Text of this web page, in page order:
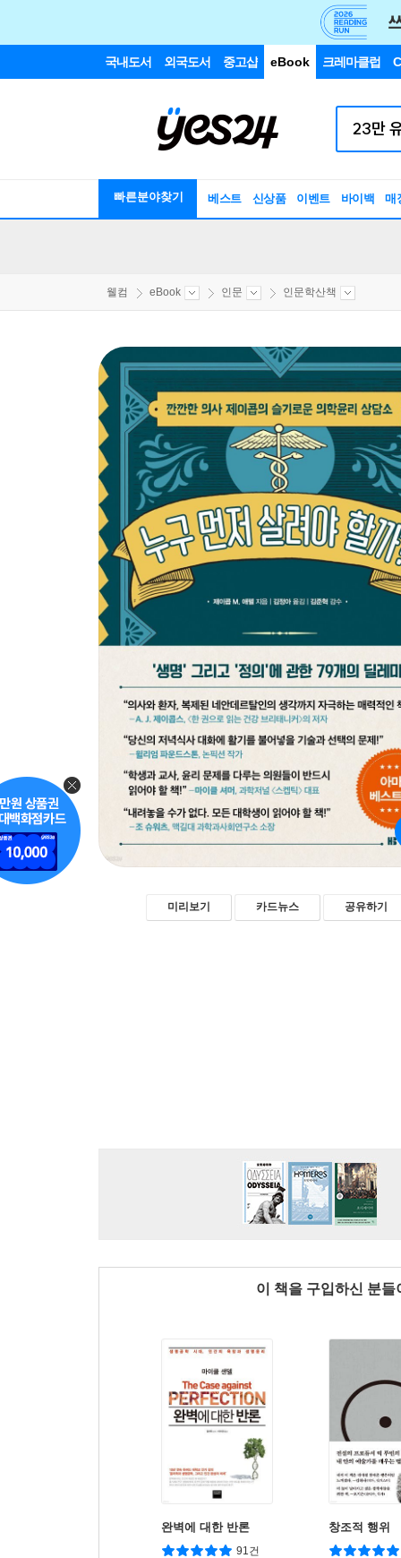
국내도서 외국도서 중고샵 eBook 크레마클럽
빠른분야찾기 베스트 신상품 이벤트 바이백 매
웰컴 eBook 인문 인문학산책
미리보기 카드뉴스 공유하기
이 책을 구입하신 분
완벽에 대한 반론
91건
창조적 행위